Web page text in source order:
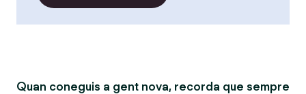
Quan coneguis a gent nova, recorda que sempre